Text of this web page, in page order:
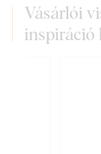
Vásárlói
inspiráció